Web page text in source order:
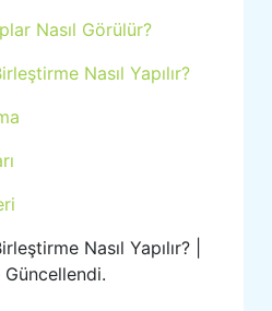
Nasıl Görülür?
Nasıl Yapılır?
Nasıl Yapılır? |